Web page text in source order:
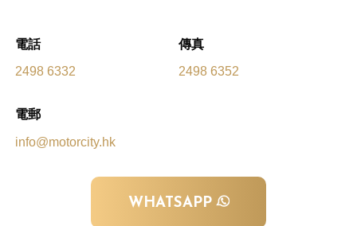
電話
2498 6332
傳真
2498 6352
電郵
info@motorcity.hk
WHATSAPP